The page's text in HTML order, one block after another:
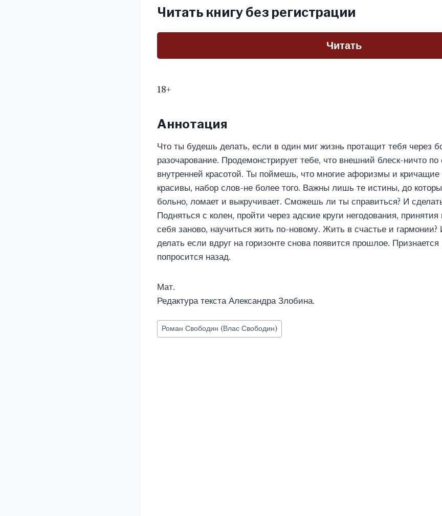
Читать книгу без регистрации
Читать
18+
Аннотация
Что ты будешь делать, если в один миг жизнь протащит тебя через
разочарование. Продемонстрирует тебе, что внешний блеск-ничто
внутренней красотой. Ты поймешь, что многие афоризмы и кричащие
красивы, набор слов-не более того. Важны лишь те истины, до
больно, ломает и выкручивает. Сможешь ли ты справиться? И
Подняться с колен, пройти через адские круги негодования,
себя заново, научиться жить по-новому. Жить в счастье и
делать если вдруг на горизонте снова появится прошлое. Признается
попросится назад.
Мат.
Редактура текста Александра Злобина.
Метки
записи:
Роман Свободин (Влас Свободин)